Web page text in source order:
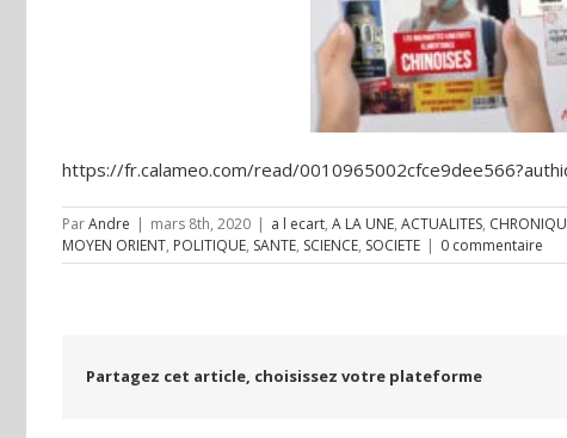
https://fr.calameo.com/read/
ParAndre mars 8th, 2020 a l ecart, A LA UNE, ACTUALITES,
MOYEN ORIENT, POLITIQUE, SANTE, SCIENCE, SOCIETE 0 commentaire
Partagez cet article, choisissez votre plateforme